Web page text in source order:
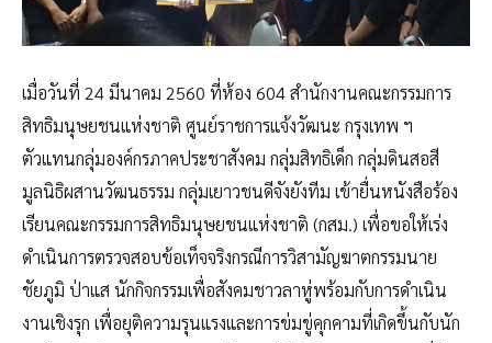
เมื่อวันที่ 24 มีนาคม 2560 ที่ห้อง 604 สำนักงานคณะกรรมการ
สิทธิมนุษยชนแห่งชาติ ศูนย์ราชการแจ้งวัฒนะ กรุงเทพ ฯ
ตัวแทนกลุ่มองค์กรภาคประชาสังคม กลุ่มสิทธิเด็ก กลุ่มดินสอสี
มูลนิธิผสานวัฒนธรรม กลุ่มเยาวชนดีจังยังทีม เข้ายื่นหนังสือร้อง
เรียนคณะกรรมการสิทธิมนุษยชนแห่งชาติ (กสม.) เพื่อขอให้เร่ง
ดำเนินการตรวจสอบข้อเท็จจริงกรณีการวิสามัญฆาตกรรมนาย
ชัยภูมิ ป่าแส นักกิจกรรมเพื่อสังคมชาวลาหู่พร้อมกับการดำเนิน
งานเชิงรุก เพื่อยุติความรุนแรงและการข่มขู่คุกคามที่เกิดขึ้นกับนัก